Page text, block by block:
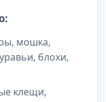
мошка,
блохи,
клещи,